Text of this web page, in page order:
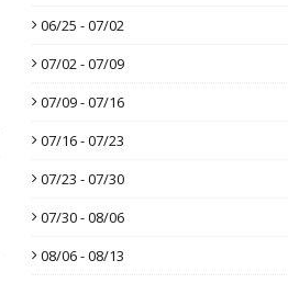
06/25 - 07/02
07/02 - 07/09
07/09 - 07/16
07/16 - 07/23
07/23 - 07/30
07/30 - 08/06
08/06 - 08/13